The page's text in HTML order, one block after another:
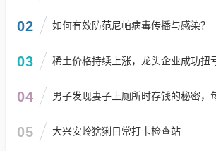
02 如何有效防范尼帕病毒传播与感染？
03 稀土价格持续上涨，龙头企业成功扭
04 男子发现妻子上厕所时存钱的秘密，
05 大兴安岭猞猁日常打卡检查站